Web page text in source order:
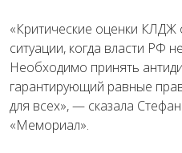
«Критические оценки
ситуации, когда власти РФ
Необходимо принять
гарантирующий равные
для всех», — сказала
«Мемориал».